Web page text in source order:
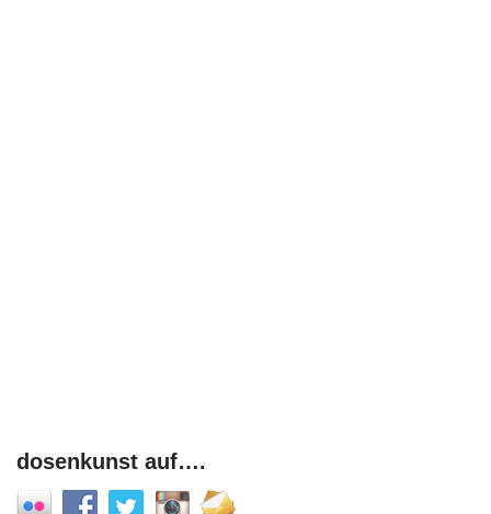
dosenkunst auf….